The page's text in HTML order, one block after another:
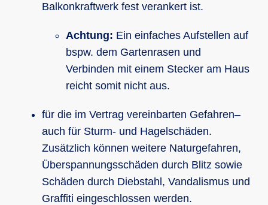
Balkonkraftwerk fest verankert ist.
Achtung: Ein einfaches Aufstellen auf
bspw. dem Gartenrasen und
Verbinden mit einem Stecker am Haus
reicht somit nicht aus.
für die im Vertrag vereinbarten Gefahren–
auch für Sturm- und Hagelschäden.
Zusätzlich können weitere Naturgefahren,
Überspannungsschäden durch Blitz sowie
Schäden durch Diebstahl, Vandalismus und
Graffiti eingeschlossen werden.